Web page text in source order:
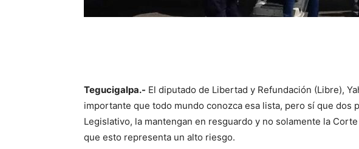
Tegucigalpa.- El diputado de Libertad y Refundación (Libre),
importante que todo mundo conozca esa lista, pero sí que dos
Legislativo, la mantengan en resguardo y no solamente la
que esto representa un alto riesgo.